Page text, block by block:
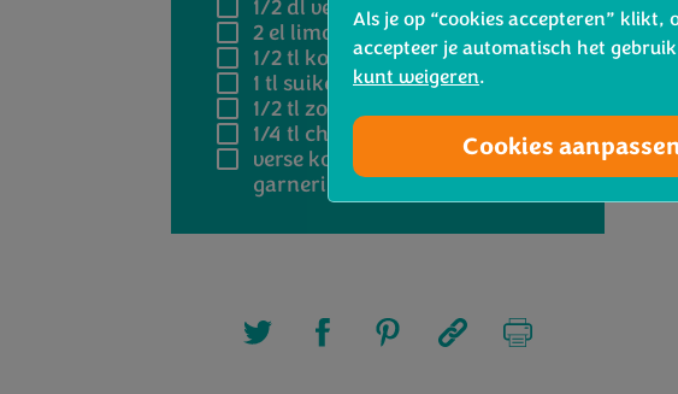
1/2 dl verse munt, fijngehakt
2 el limoensap
1/2 tl komijnpoeder
1 tl suiker
1/2 tl zout
1/4 tl chilipoeder
verse koriander voor de
garnering
Als je op “cookies accepteren” klikt,
accepteer je automatisch het
kunt weigeren.
Cookies